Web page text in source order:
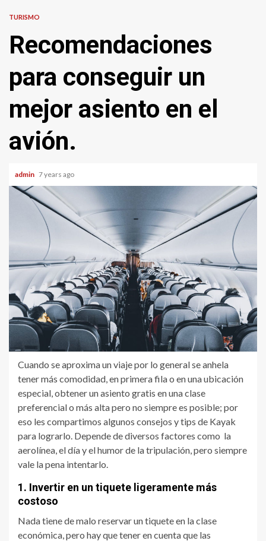
TURISMO
Recomendaciones
para conseguir un
mejor asiento en el
avión.
admin 7 years ago
Cuando se aproxima un viaje por lo general se anhela
tener más comodidad, en primera fila o en una ubicación
especial, obtener un asiento gratis en una clase
preferencial o más alta pero no siempre es posible; por
eso les compartimos algunos consejos y tips de Kayak
para lograrlo. Depende de diversos factores como la
aerolínea, el día y el humor de la tripulación, pero siempre
vale la pena intentarlo.
1. Invertir en un tiquete ligeramente más
costoso
Nada tiene de malo reservar un tiquete en la clase
económica, pero hay que tener en cuenta que las